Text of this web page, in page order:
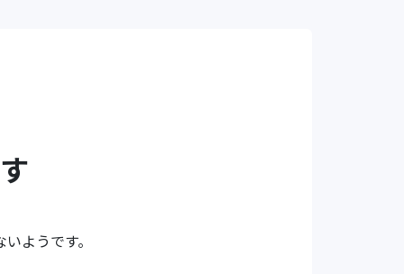
ようです。